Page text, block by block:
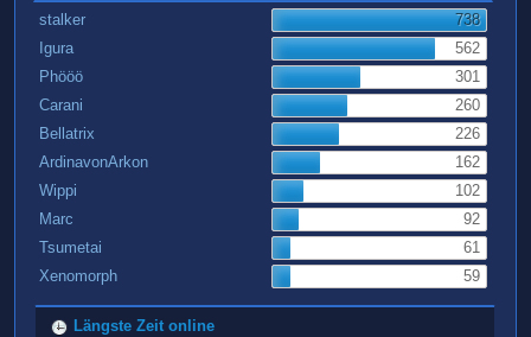
stalker
738
Igura
562
Phööö
301
Carani
260
Bellatrix
226
ArdinavonArkon
162
Wippi
102
Marc
92
Tsumetai
61
Xenomorph
59
Längste Zeit online